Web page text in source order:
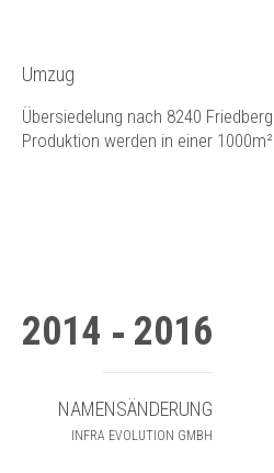
Umzug
Übersiedelung nach 8240
Produktion werden in einer
2016
2014
NAMENSÄNDERUNG
INFRA EVOLUTION GMBH